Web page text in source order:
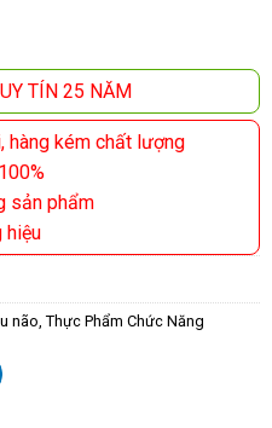
TÍN 25 NĂM
hàng kém chất lượng
sản phẩm
hiệu
não Thực Phẩm Chức Năng